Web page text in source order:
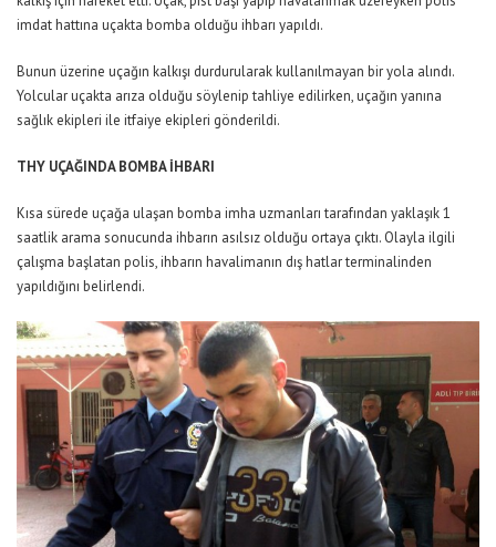
imdat hattına uçakta bomba olduğu ihbarı yapıldı.
Bunun üzerine uçağın kalkışı durdurularak kullanılmayan bir yola alındı.
Yolcular uçakta arıza olduğu söylenip tahliye edilirken, uçağın yanına
sağlık ekipleri ile itfaiye ekipleri gönderildi.
THY UÇAĞINDA BOMBA İHBARI
Kısa sürede uçağa ulaşan bomba imha uzmanları tarafından yaklaşık 1
saatlik arama sonucunda ihbarın asılsız olduğu ortaya çıktı. Olayla ilgili
çalışma başlatan polis, ihbarın havalimanın dış hatlar terminalinden
yapıldığını belirlendi.